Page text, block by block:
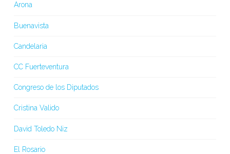
Arona
Buenavista
Candelaria
CC Fuerteventura
Congreso de los Diputados
Cristina Valido
David Toledo Niz
El Rosario